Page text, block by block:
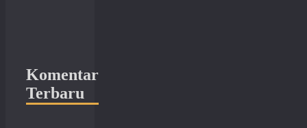
Komentar
Terbaru